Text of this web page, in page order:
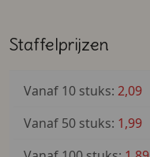
Staffelprijzen
Vanaf 10 stuks: 2,09
Vanaf 50 stuks: 1,99